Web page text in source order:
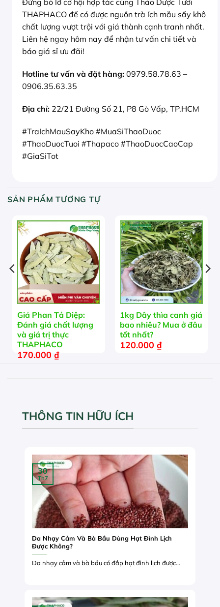
Đừng bỏ lỡ cơ hội hợp tác cùng Thảo Dược Tươi
THAPHACO để có được nguồn trà ích mẫu sấy khô
chất lượng vượt trội với giá thành cạnh tranh nhất.
Liên hệ ngay hôm nay để nhận tư vấn chi tiết và
báo giá sỉ ưu đãi!
Hotline tư vấn và đặt hàng: 0979.58.78.63 –
0906.35.63.35
Địa chỉ: 22/21 Đường Số 21, P8 Gò Vấp, TP.HCM
#TraIchMauSayKho #MuaSiThaoDuoc
#ThaoDuocTuoi #Thapaco #ThaoDuocCaoCap
#GiaSiTot
SẢN PHẨM TƯƠNG TỰ
Giá Phan Tả Diệp:
Đánh giá chất lượng
và giá trị thực
THAPHACO
170.000 ₫
1kg Dây thìa canh giá
bao nhiêu? Mua ở đâu
tốt nhất?
120.000 ₫
THÔNG TIN HỮU ÍCH
Da Nhạy Cảm Và Bà Bầu Dùng Hạt Đình Lịch
Được Không?
Da nhạy cảm và bà bầu có đắp hạt đình lịch được...
30
Th7